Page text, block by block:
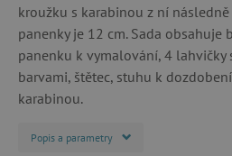
kroužku s karabinou z ní
panenky je 12 cm. Sada
panenku k vymalování, 4 lahvičky
barvami, štětec, stuhu k
karabinou.
Popis a parametry